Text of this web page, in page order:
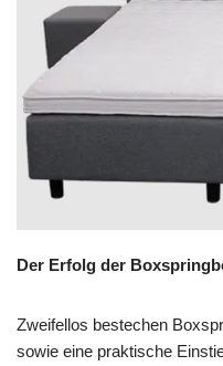
Der Erfolg der
Zweifellos bestechen
sowie eine praktische